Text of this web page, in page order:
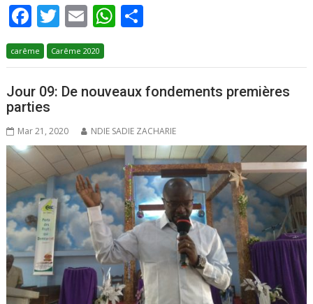
F
ac
e
b
o
o
k
T
w
itt
er
E
m
ai
l
W
at
s
A
p
p
ta
g
er
carême Carême 2020
Jour 09: De nouveaux fondements premières
parties
Mar 21, 2020 NDIE SADIE ZACHARIE